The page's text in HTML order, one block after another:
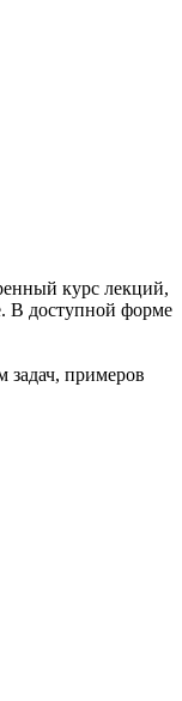
курс лекций,
В доступной форме
примеров